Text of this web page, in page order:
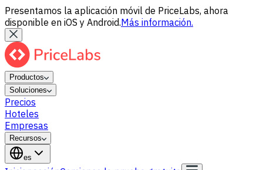
Presentamos la aplicación móvil de PriceLabs, ahora
disponible en iOS y Android.Más información.
Productos
Soluciones
Precios
Hoteles
Empresas
Recursos
es